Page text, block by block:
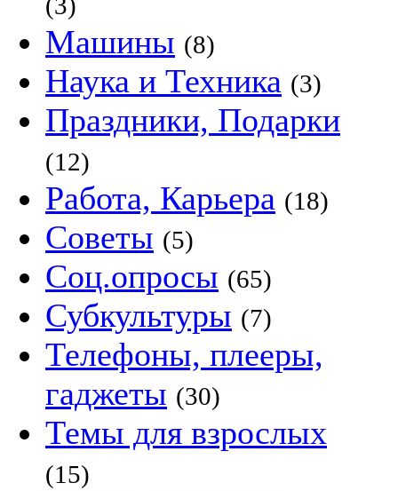
Машины (8)
Наука и Техника (3)
Праздники, Подарки
(12)
Работа, Карьера (18)
Советы (5)
Соц.опросы (65)
Субкультуры (7)
Телефоны, плееры,
гаджеты (30)
Темы для взрослых
(15)